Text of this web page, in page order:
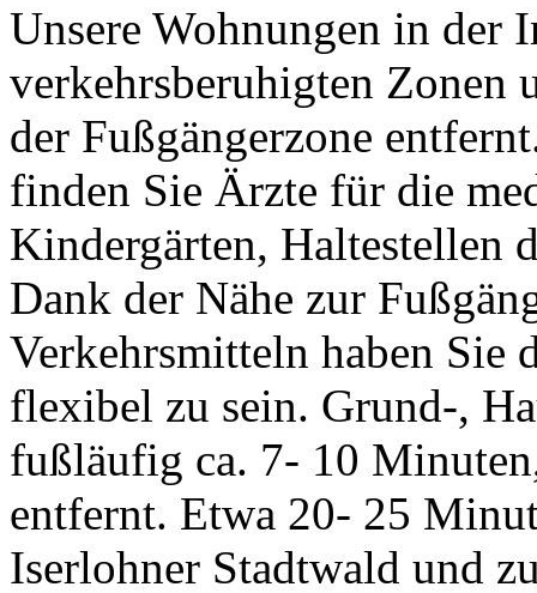
Unsere Wohnungen in der
verkehrsberuhigten Zonen
der Fußgängerzone
finden Sie Ärzte für die
Kindergärten, Haltestellen
Dank der Nähe zur
Verkehrsmitteln haben
flexibel zu sein. Grund-,
fußläufig ca. 7- 10
entfernt. Etwa 20- 25
Iserlohner Stadtwald und